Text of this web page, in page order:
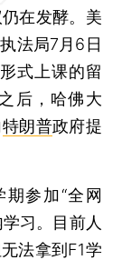
在发酵。美
法局7月6日
式上课的留
后，哈佛大
特朗普政府提
参加“全网
习。目前人
法拿到F1学